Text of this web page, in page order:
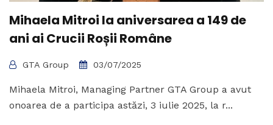
Mihaela Mitroi la aniversarea a 149 de
ani ai Crucii Roșii Române
GTA Group 03/07/2025
Mihaela Mitroi, Managing Partner GTA Group a avut
onoarea de a participa astăzi, 3 iulie 2025, la r...